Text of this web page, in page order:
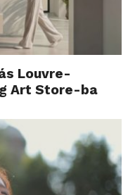
Louvre-
Art Store-ba